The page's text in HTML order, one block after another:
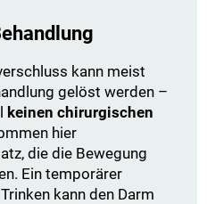
kann meist
gelöst werden –
keinen chirurgischen
hier
die die Bewegung
Ein temporärer
kann den Darm